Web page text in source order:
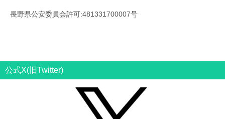
長野県公安委員会許可:481331700007号
公式X(旧Twitter)